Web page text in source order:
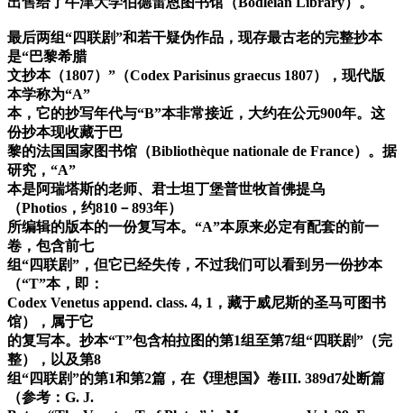
最后两组“四联剧”和若干疑伪作品，现存最古老的完整抄本
是“巴黎希腊
文抄本（1807）”（Codex Parisinus graecus 1807），现代版
本学称为“A”
本，它的抄写年代与“B”本非常接近，大约在公元900年。这
份抄本现收藏于巴
黎的法国国家图书馆（Bibliothèque nationale de France）。据
研究，“A”
本是阿瑞塔斯的老师、君士坦丁堡普世牧首佛提乌
（Photios，约810－893年）
所编辑的版本的一份复写本。“A”本原来必定有配套的前一
卷，包含前七
组“四联剧”，但它已经失传，不过我们可以看到另一份抄本
（“T”本，即：
Codex Venetus append. class. 4, 1，藏于威尼斯的圣马可图书
馆），属于它
的复写本。抄本“T”包含柏拉图的第1组至第7组“四联剧”（完
整），以及第8
组“四联剧”的第1和第2篇，在《理想国》卷III. 389d7处断篇
（参考：G. J.